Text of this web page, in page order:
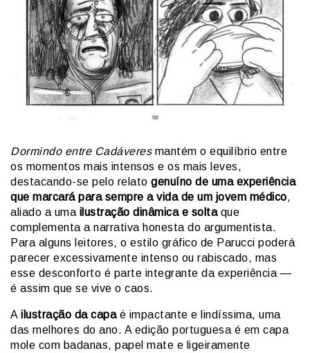
Dormindo entre Cadáveresmantém o equilíbrio entre
os momentos mais intensos e os mais leves,
destacando-se pelo relato genuíno de uma experiência
que marcará para sempre a vida de um jovem médico,
aliado a uma ilustração dinâmica e soltaque
complementa a narrativa honesta do argumentista.
Para alguns leitores, o estilo gráfico de Parucci poderá
parecer excessivamente intenso ou rabiscado, mas
esse desconforto é parte integrante da experiência —
é assim que se vive o caos.
A ilustração da capaé impactante e lindíssima, uma
das melhores do ano. A edição portuguesa é em capa
mole com badanas, papel mate e ligeiramente